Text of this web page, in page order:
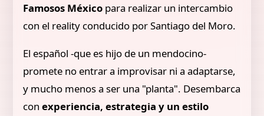
Famosos México para realizar un intercambio
con el reality conducido por Santiago del Moro.
El español -que es hijo de un mendocino-
promete no entrar a improvisar ni a adaptarse,
y mucho menos a ser una "planta". Desembarca
conexperiencia, estrategia y un estilo